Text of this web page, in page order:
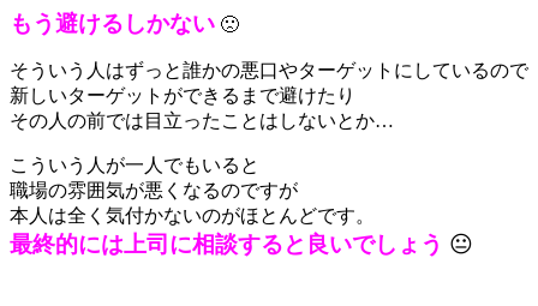
もう避けるしかない 🙁
そういう人はずっと誰かの悪口やターゲットにしているので
新しいターゲットができるまで避けたり
その人の前では目立ったことはしないとか…
こういう人が一人でもいると
職場の雰囲気が悪くなるのですが
本人は全く気付かないのがほとんどです。
最終的には上司に相談すると良いでしょう 😐